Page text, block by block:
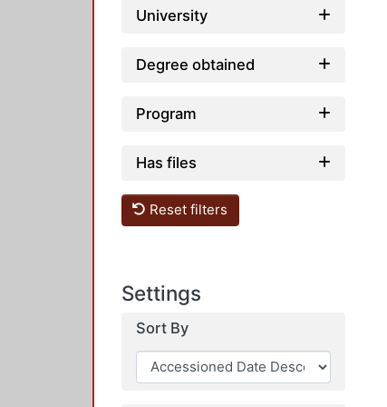
University
Degree obtained
Program
Has files
Reset filters
Settings
Sort By